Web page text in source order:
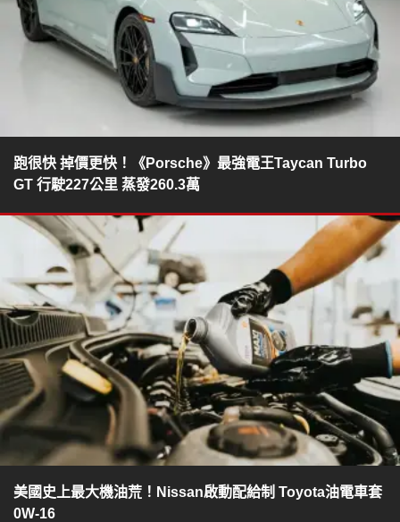
跑很快 掉價更快！《Porsche》最強電王Taycan Turbo
GT 行駛227公里 蒸發260.3萬
美國史上最大機油荒！Nissan啟動配給制 Toyota油電車套
0W-16